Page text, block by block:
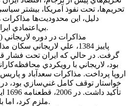
تحريم‌ها، تحت نفوذ آمريکا، بيشتر
دليل، اين محدوديت‌ها مذاکرات
بي‌اعتمادي ايران به غرب را عميق‌تر نمود.
مذاکرات در دوره لاريجاني (1384-1386): بن‌بست اوليه
پاييز 1384، علي لاريجاني
گرفت. در حالي که ايران تحت فشار
بود، لاريجاني با رويکردي
اروپا پرداخت. مذاکرات سعدآباد و
خواستار توقف کامل غني‌سازي بود،
ملزم کرد، اما با مقاومت ايران مواجه شد.